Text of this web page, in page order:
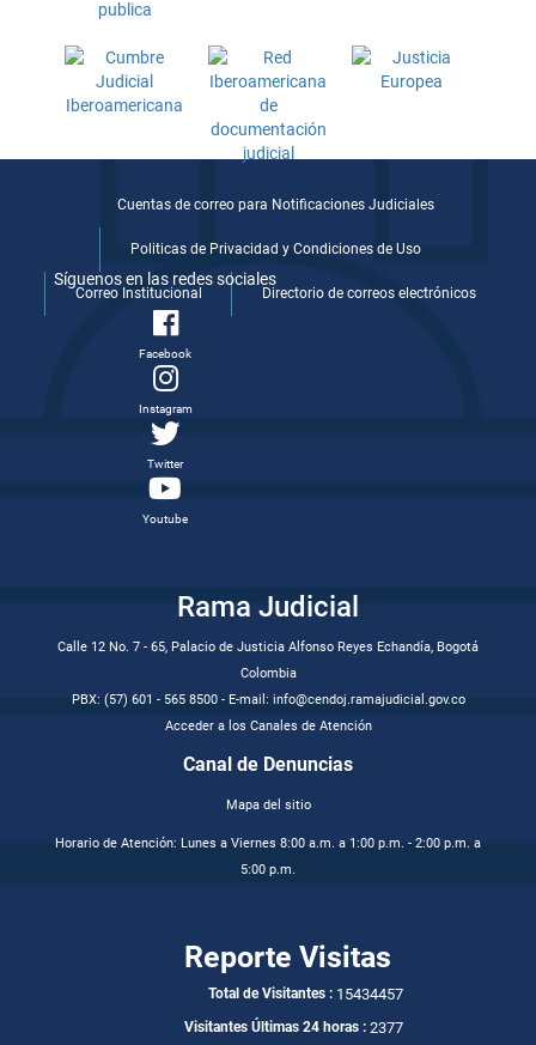
Cuentas de correo para Notificaciones Judiciales
Politicas de Privacidad y Condiciones de Uso
Correo Institucional Directorio de correos electrónicos
Síguenos en las redes sociales
Facebook
Instagram
Twitter
Youtube
Rama Judicial
Calle 12 No. 7 - 65, Palacio de Justicia Alfonso Reyes Echandía, Bogotá
Colombia
PBX: (57) 601 - 565 8500 - E-mail: info@cendoj.ramajudicial.gov.co
Acceder a los Canales de Atención
Canal de Denuncias
Mapa del sitio
Horario de Atención: Lunes a Viernes 8:00 a.m. a 1:00 p.m. - 2:00 p.m. a
5:00 p.m.
Reporte Visitas
Total de Visitantes : 15434457
Visitantes Últimas 24 horas : 2377